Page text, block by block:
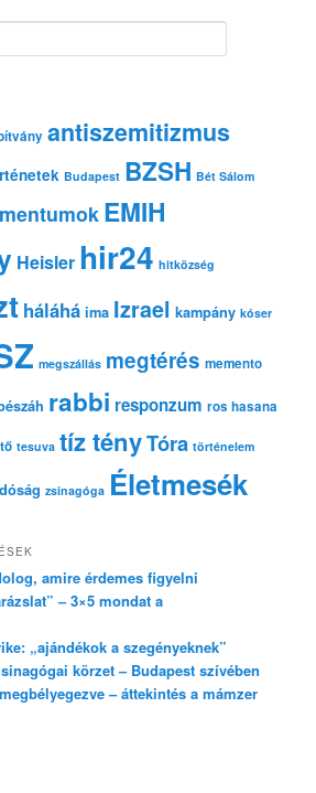
antiszemitizmus
Budapest BZSH Bét Sálom
EMIH
Heisler hir24 hitközség
háláhá ima Izrael kampány kóser
megszállás megtérés memento
rabbi responzum ros hasana
tesuva tíz tényTóra történelem
zsinagóga Életmesék
amire érdemes figyelni
– 3×5 mondat a
„ajándékok a szegényeknek”
körzet – Budapest szívében
– áttekintés a mámzer